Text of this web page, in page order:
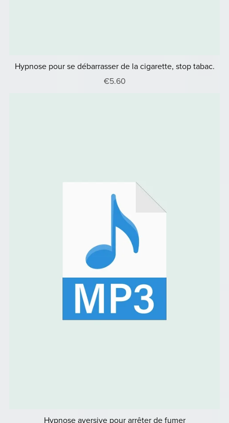
Hypnose pour se débarrasser de la cigarette, stop tabac.
€5.60
Hypnose aversive pour arrêter de fumer